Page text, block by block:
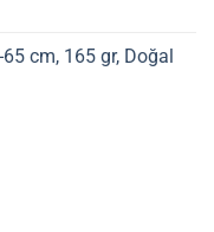
cm, 165 gr, Doğal